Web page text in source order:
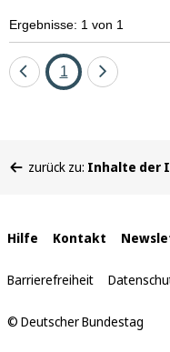
Ergebnisse: 1 von 1
EineSeite
1
Eine
befinden
zurück zu: Inhalte der
Interne
Links
Hilfe Kontakt
Barrierefreiheit
© Deutscher Bundestag